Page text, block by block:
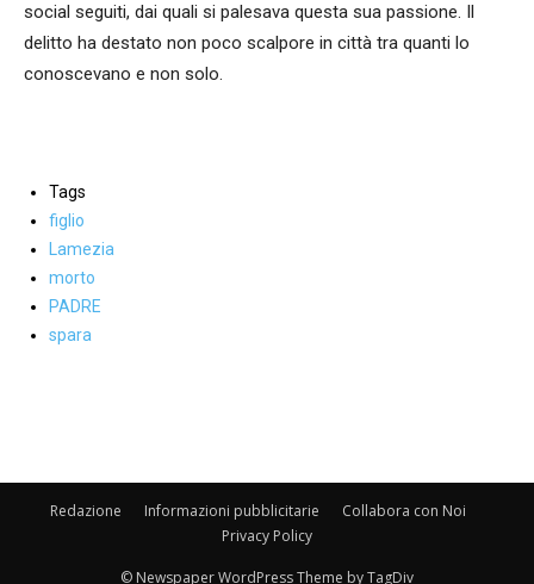
social seguiti, dai quali si palesava questa sua passione. Il
delitto ha destato non poco scalpore in città tra quanti lo
conoscevano e non solo.
Tags
figlio
Lamezia
morto
PADRE
spara
Redazione Informazioni pubblicitarie
Collabora con Noi
Privacy Policy
© Newspaper WordPress Theme by TagDiv